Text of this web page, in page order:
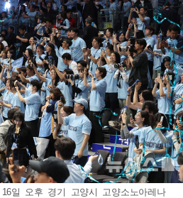
일 오후 경기 고양시 고양소노아레나